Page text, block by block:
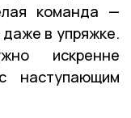
команда —
в упряжке.
искренне
наступающим